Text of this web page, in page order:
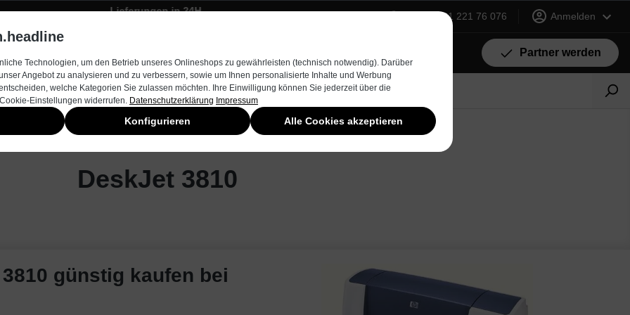
Lieferungen in 24H +49 (0) 231 221 76 076 Anmelden
Partner werden
DeskJet 3810
günstig kaufen bei
Technologien, um den Betrieb unseres Onlineshops zu gewährleisten (technisch notwendig). Darüber
Angebot zu analysieren und zu verbessern, sowie um Ihnen personalisierte Inhalte und Werbung
welche Kategorien Sie zulassen möchten. Ihre Einwilligung können Sie jederzeit über die
Einstellungen widerrufen. Datenschutzerklärung Impressum
Konfigurieren Alle Cookies akzeptieren